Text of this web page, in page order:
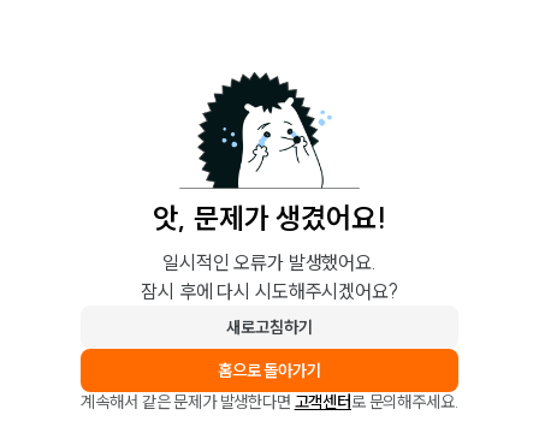
앗, 문제가 생겼어요!
일시적인 오류가 발생했어요.
잠시 후에 다시 시도해주시겠어요?
새로고침하기
홈으로 돌아가기
계속해서 같은 문제가 발생한다면 고객센터로 문의해주세요.